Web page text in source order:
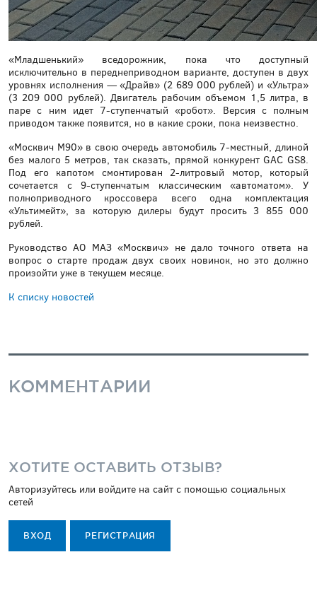
«Младшенький» вседорожник, пока что доступный
исключительно в переднеприводном варианте, доступен в двух
уровнях исполнения — «Драйв» (2 689 000 рублей) и «Ультра»
(3 209 000 рублей). Двигатель рабочим объемом 1,5 литра, в
паре с ним идет 7-ступенчатый «робот». Версия с полным
приводом также появится, но в какие сроки, пока неизвестно.
«Москвич M90» в свою очередь автомобиль 7-местный, длиной
без малого 5 метров, так сказать, прямой конкурент GAC GS8.
Под его капотом смонтирован 2-литровый мотор, который
сочетается с 9-ступенчатым классическим «автоматом». У
полноприводного кроссовера всего одна комплектация
«Ультимейт», за которую дилеры будут просить 3 855 000
рублей.
Руководство АО МАЗ «Москвич» не дало точного ответа на
вопрос о старте продаж двух своих новинок, но это должно
произойти уже в текущем месяце.
К списку новостей
КОММЕНТАРИИ
ХОТИТЕ ОСТАВИТЬ ОТЗЫВ?
Авторизуйтесь или войдите на сайт с помощью социальных
сетей
ВХОД РЕГИСТРАЦИЯ